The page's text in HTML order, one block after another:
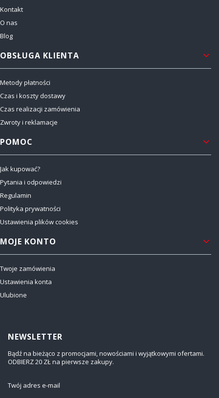
Kontakt
O nas
Blog
OBSŁUGA KLIENTA
Metody płatności
Czas i koszty dostawy
Czas realizacji zamówienia
Zwroty i reklamacje
POMOC
Jak kupować?
Pytania i odpowiedzi
Regulamin
Polityka prywatności
Ustawienia plików cookies
MOJE KONTO
Twoje zamówienia
Ustawienia konta
Ulubione
NEWSLETTER
Bądź na bieżąco z promocjami, nowościami i wyjątkowymi ofertami.
ODBIERZ 20 ZŁ na pierwsze zakupy.
Twój adres e-mail